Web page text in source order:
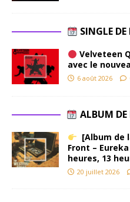
SINGLE
Velveteen
avec le
6 août 2026
ALBUM DE
[Album de
Front –
heures, 13
20 juillet 2026